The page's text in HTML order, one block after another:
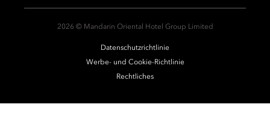
2026 © Mandarin Oriental Hotel Group Limited
Datenschutzrichtlinie
Werbe- und Cookie-Richtlinie
Rechtliches